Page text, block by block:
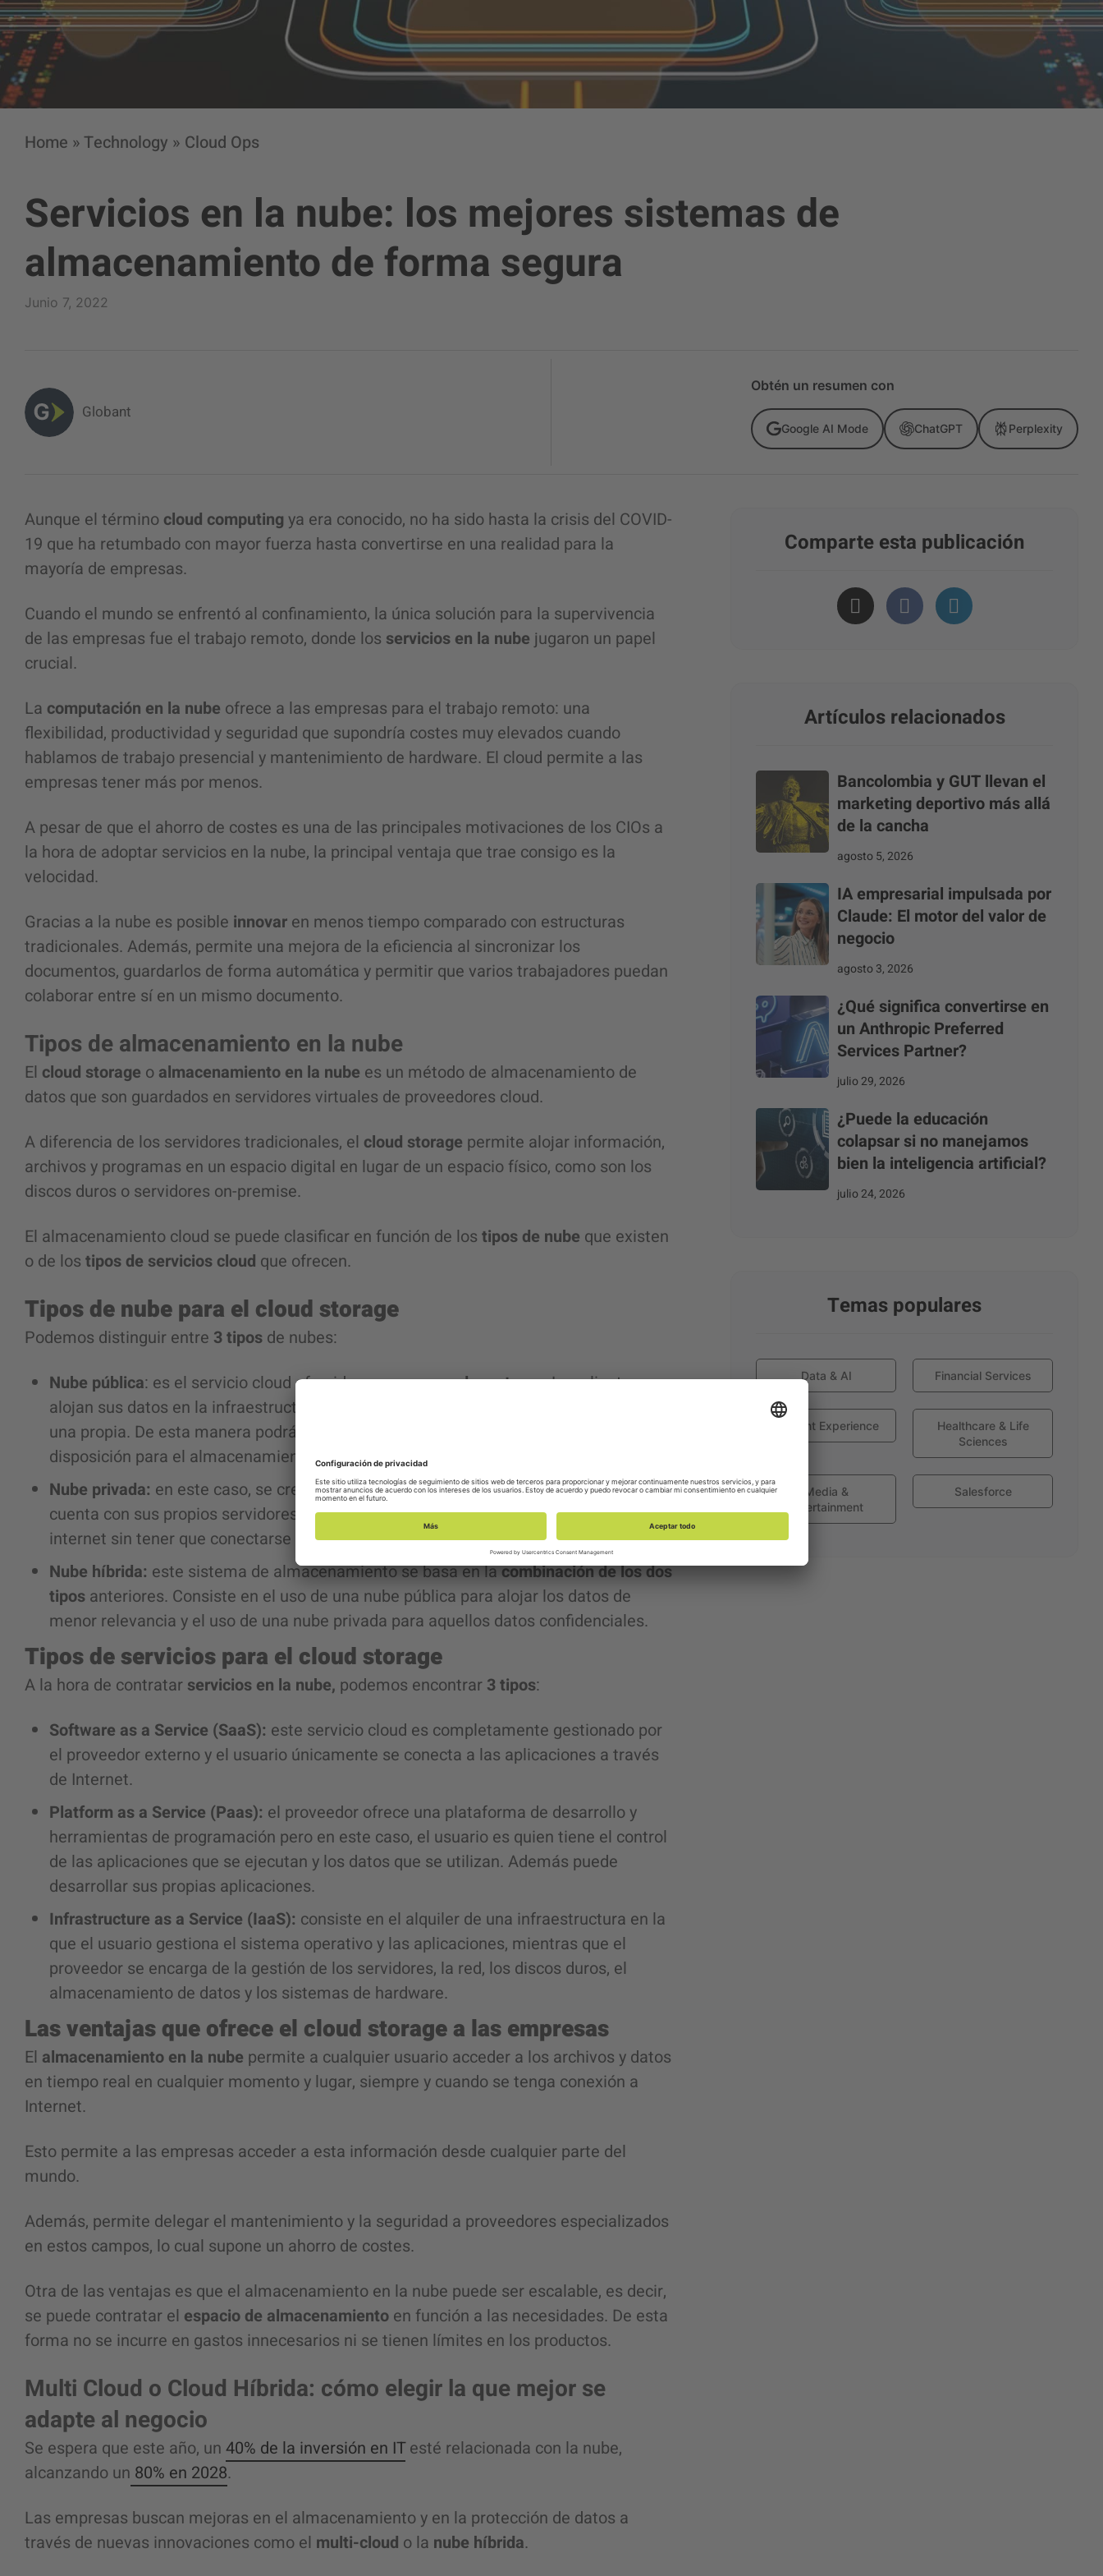
Home »Technology » Cloud Ops
Servicios en la nube: los mejores sistemas de
almacenamiento de forma segura
Junio 7, 2022
Globant
Obtén un resumen con
Google AI Mode ChatGPT Perplexity
Aunque el término cloud computing ya era conocido, no ha sido hasta la crisis del COVID-
19 que ha retumbado con mayor fuerza hasta convertirse en una realidad para la
mayoría de empresas.
Cuando el mundo se enfrentó al confinamiento, la única solución para la supervivencia
de las empresas fue el trabajo remoto, donde los servicios en la nube jugaron un papel
crucial.
La computación en la nube ofrece a las empresas para el trabajo remoto: una
flexibilidad, productividad y seguridad que supondría costes muy elevados cuando
hablamos de trabajo presencial y mantenimiento de hardware. El cloud permite a las
empresas tener más por menos.
A pesar de que el ahorro de costes es una de las principales motivaciones de los CIOs a
la hora de adoptar servicios en la nube, la principal ventaja que trae consigo es la
velocidad.
Gracias a la nube es posible innovar en menos tiempo comparado con estructuras
tradicionales. Además, permite una mejora de la eficiencia al sincronizar los
documentos, guardarlos de forma automática y permitir que varios trabajadores puedan
colaborar entre sí en un mismo documento.
Tipos de almacenamiento en la nube
El cloud storage o almacenamiento en la nube es un método de almacenamiento de
datos que son guardados en servidores virtuales de proveedores cloud.
A diferencia de los servidores tradicionales, el cloud storage permite alojar información,
archivos y programas en un espacio digital en lugar de un espacio físico, como son los
discos duros o servidores on-premise.
El almacenamiento cloud se puede clasificar en función de los tipos de nube que existen
o de los tipos de servicios cloud que ofrecen.
Tipos de nube para el cloud storage
Podemos distinguir entre 3 tipos de nubes:
Nube pública: es el servicio cloud ofrecido por unproveedor externo. Los clientes
alojan sus datos en la infraestructura del proveedor en lugar de tener que invertir en
una propia. De esta manera podrán acceder a los recursos que la empresa pone a su
disposición para el almacenamiento.
Nube privada: en este caso, se crea unainfraestructura privadaen la que la empresa
cuenta con sus propios servidores; el acceso a estos se puede hacer a través de
internet sin tener que conectarse de forma física a dichos servidores.
Nube híbrida: este sistema de almacenamiento se basa en lacombinación de los dos
tipos anteriores. Consiste en el uso de una nube pública para alojar los datos de
menor relevancia y el uso de una nube privada para aquellos datos confidenciales.
Tipos de servicios para el cloud storage
A la hora de contratar servicios en la nube, podemos encontrar 3 tipos:
Software as a Service (SaaS): este servicio cloud es completamente gestionado por
el proveedor externo y el usuario únicamente se conecta a las aplicaciones a través
de Internet.
Platform as a Service (Paas): el proveedor ofrece una plataforma de desarrollo y
herramientas de programación pero en este caso, el usuario es quien tiene el control
de las aplicaciones que se ejecutan y los datos que se utilizan. Además puede
desarrollar sus propias aplicaciones.
Infrastructure as a Service (IaaS): consiste en el alquiler de una infraestructura en la
que el usuario gestiona el sistema operativo y las aplicaciones, mientras que el
proveedor se encarga de la gestión de los servidores, la red, los discos duros, el
almacenamiento de datos y los sistemas de hardware.
Las ventajas que ofrece el cloud storage a las empresas
El almacenamiento en la nube permite a cualquier usuario acceder a los archivos y datos
en tiempo real en cualquier momento y lugar, siempre y cuando se tenga conexión a
Internet.
Esto permite a las empresas acceder a esta información desde cualquier parte del
mundo.
Además, permite delegar el mantenimiento y la seguridad a proveedores especializados
en estos campos, lo cual supone un ahorro de costes.
Otra de las ventajas es que el almacenamiento en la nube puede ser escalable, es decir,
se puede contratar el espacio de almacenamiento en función a las necesidades. De esta
forma no se incurre en gastos innecesarios ni se tienen límites en los productos.
Multi Cloud o Cloud Híbrida: cómo elegir la que mejor se
adapte al negocio
Se espera que este año, un 40% de la inversión en ITesté relacionada con la nube,
alcanzando un 80% en 2028.
Las empresas buscan mejoras en el almacenamiento y en la protección de datos a
través de nuevas innovaciones como el multi-cloud o la nube híbrida.
Comparte esta publicación
Artículos relacionados
Bancolombia y GUT llevan el
marketing deportivo más allá
de la cancha
agosto 5, 2026
IA empresarial impulsada por
Claude: El motor del valor de
negocio
agosto 3, 2026
¿Qué significa convertirse en
un Anthropic Preferred
Services Partner?
julio 29, 2026
¿Puede la educación
colapsar si no manejamos
bien la inteligencia artificial?
julio 24, 2026
Temas populares
Data & AI Financial Services
Globant Experience
Healthcare & Life
Sciences
Media &
Entertainment
Salesforce